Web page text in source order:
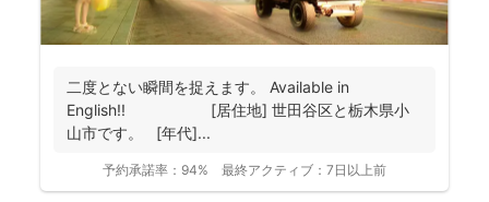
二度とない瞬間を捉えます。 Available in
English!! [居住地] 世田谷区と栃木県小
山市です。 [年代]...
予約承諾率： 94% 最終アクティブ： 7日以上前